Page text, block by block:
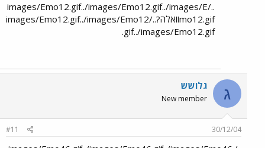
../images/Emo12.gif../images/Emo12.gif../images/E
mo12.gifוואלה?../images/Emo12.gif../images/Emo12
.gif../images/Emo12.gif
ג גלושש
New member
30/12/04
#11